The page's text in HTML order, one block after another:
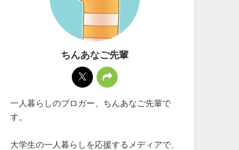
ちんあなご先輩
一人暮らしのブロガー、ちんあなご先輩で
す。
大学生の一人暮らしを応援するメディアで、